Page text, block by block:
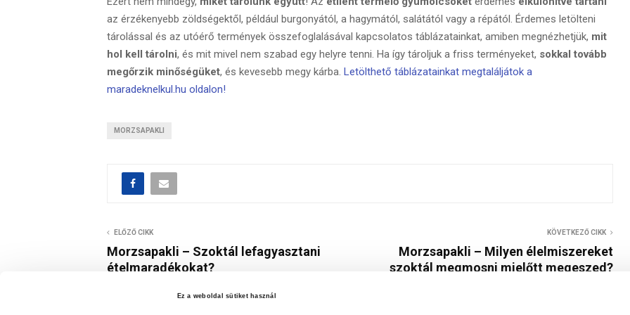
Ez a weboldal sütiket használ
az érzékenyebb zöldségektől, például burgonyától, a hagymától, salátától vagy a répától. Érdemes letölteni
tárolással és az utóérő termények összefoglalásával kapcsolatos táblázatainkat, amiben megnézhetjük, mit
hol kell tárolni, és mit mivel nem szabad egy helyre tenni. Ha így tároljuk a friss terményeket, sokkal tovább
megőrzik minőségüket, és kevesebb megy kárba. Letölthető táblázatainkat megtaláljátok a
maradeknelkul.hu oldalon!
MORZSAPAKLI
ELŐZŐ CIKK
Morzsapakli – Szoktál lefagyasztani
ételmaradékokat?
KÖVETKEZŐ CIKK
Morzsapakli – Milyen élelmiszereket
szoktál megmosni mielőtt megeszed?